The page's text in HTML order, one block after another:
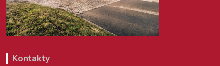
Kontakty